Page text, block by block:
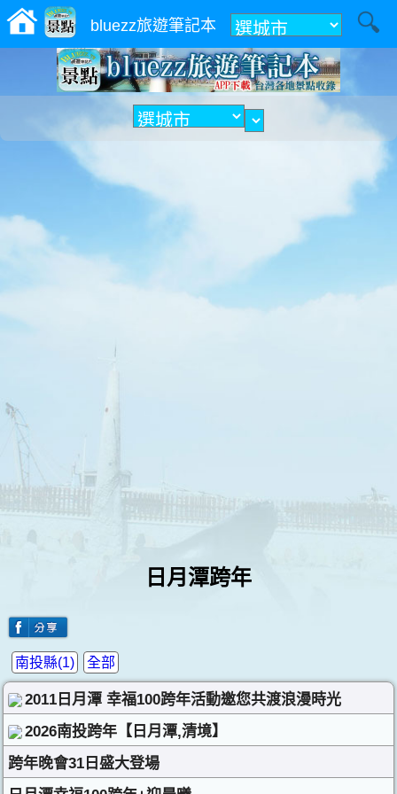
bluezz旅遊筆記本 附近
日月潭跨年
全部
南投縣(1)
2011日月潭 幸福100跨年活動邀您共渡浪漫時光
2026南投跨年【日月潭,清境】
跨年晚會31日盛大登場